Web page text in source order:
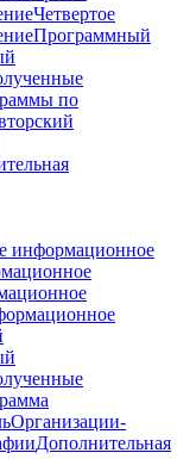
Четвертое
Программный
по
информационное
Организации-
Дополнительная